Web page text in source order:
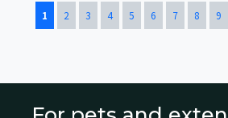
열린
1 페이지
2
페이지3페이지4
페이지5페이지6
페이지7
페이지8
페이지9
페